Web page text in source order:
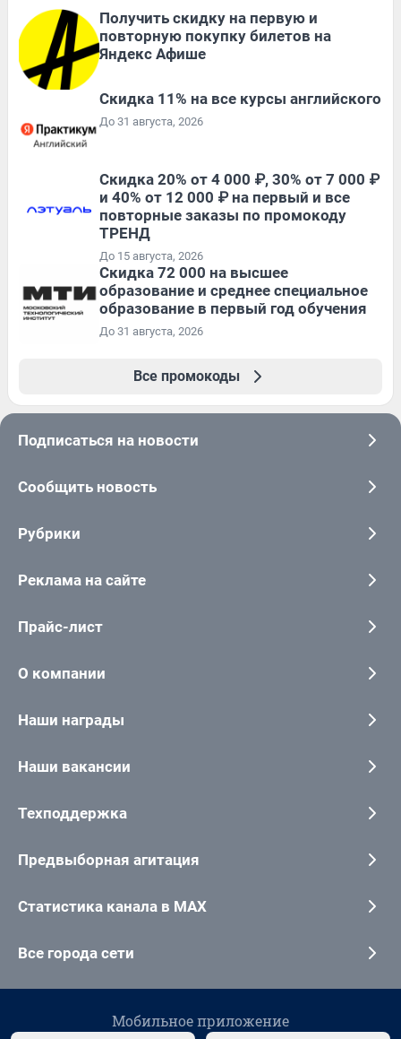
Получить скидку на первую и
повторную покупку билетов на
Яндекс Афише
Скидка 11% на все курсы английского
До 31 августа, 2026
Скидка 20% от 4 000 ₽, 30% от 7 000 ₽
и 40% от 12 000 ₽ на первый и все
повторные заказы по промокоду
ТРЕНД
До 15 августа, 2026
Скидка 72 000 на высшее
образование и среднее специальное
образование в первый год обучения
До 31 августа, 2026
Все промокоды
Подписаться на новости
Сообщить новость
Рубрики
Реклама на сайте
Прайс-лист
О компании
Наши награды
Наши вакансии
Техподдержка
Предвыборная агитация
Статистика канала в MAX
Все города сети
Мобильное приложение